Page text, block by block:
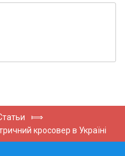
⟾
кросовер в Україні